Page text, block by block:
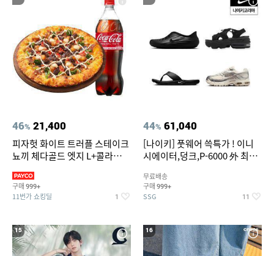
46% 21,400
피자헛 화이트 트러플 스테이크
뇨끼 체다골드 엣지 L+콜라
구매 999+
11번가 쇼킹딜 1
44% 61,040
[나이키] 풋웨어 쓱특가 ! 이니
시에이터,덩크,P-6000 外 최대
무료배송
구매 999+
SSG 11
15 16